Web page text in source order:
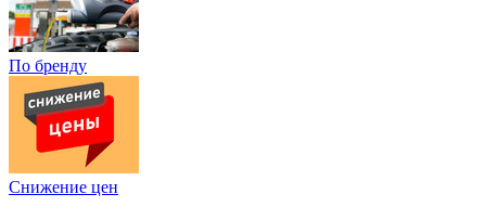
По бренду
Снижение цен